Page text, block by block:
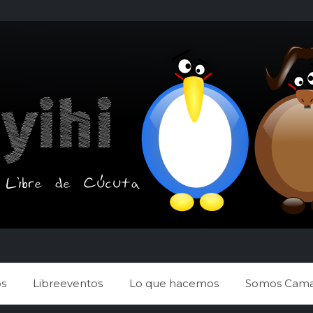
Libreeventos Lo que hacemos Somos